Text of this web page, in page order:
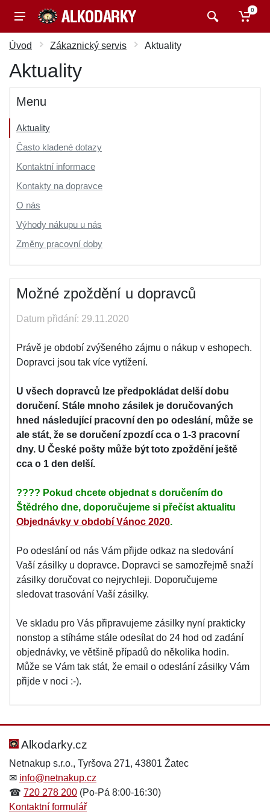
0
Úvod Zákaznický servis Aktuality
Aktuality
Menu
Aktuality
Často kladené dotazy
Kontaktní informace
Kontakty na dopravce
O nás
Výhody nákupu u nás
Změny pracovní doby
Možné zpoždění u dopravců
Datum přidání: 29.11.2020
Právě je období zvýšeného zájmu o nákup v eshopech.
Dopravci jsou tak více vytížení.
U všech dopravců lze předpokládat delší dobu
doručení. Stále mnoho zásilek je doručovaných
hned následující pracovní den po odeslání, může se
ale stát, že se doručení zpozdí cca o 1-3 pracovní
dny. U České pošty může být toto zpoždění ještě
cca o 1 den delší.
???? Pokud chcete objednat s doručením do
Štědrého dne, doporučujeme si přečíst aktualitu
Objednávky v období Vánoc 2020.
Po odeslání od nás Vám přijde odkaz na sledování
Vaší zásilky u dopravce. Dopravci se samozřejmě snaží
zásilky doručovat co nejrychleji. Doporučujeme
sledovat trasování Vaší zásilky.
Ve skladu pro Vás připravujeme zásilky nyní prakticky
nonstop a stíháme stále odesílat do 24 hod od zadání
objednávky, ve většině případů do několika hodin.
Může se Vám tak stát, že email o odeslání zásilky Vám
přijde v noci :-).
Alkodarky.cz
Netnakup s.r.o., Tyršova 271, 43801 Žatec
✉ info@netnakup.cz
☎ 720 278 200 (Po-Pá 8:00-16:30)
Kontaktní formulář